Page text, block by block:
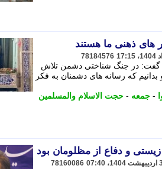
ذهنی ما هستند
78184576
گفت: در جنگ شناختی دشمن تلاش
که رسانه های دشمنان به فکر
- جمعه - حجت الاسلام والمسلمین
و دفاع از مظلومان بود
78160086